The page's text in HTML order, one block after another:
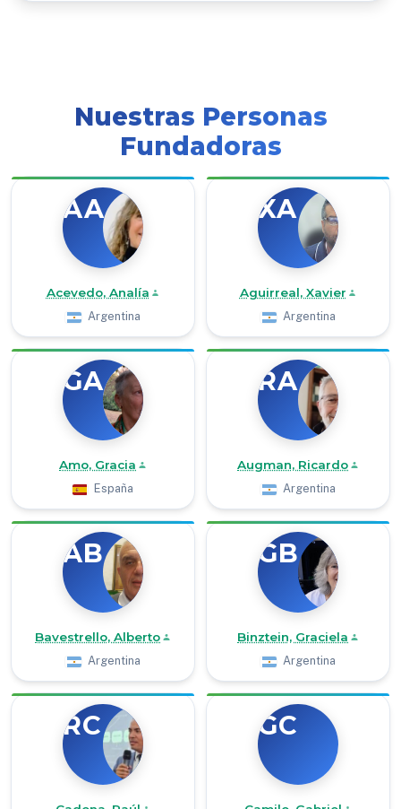
Nuestras Personas
Fundadoras
AA
Acevedo, Analía
Argentina
XA
Aguirreal, Xavier
Argentina
GA
Amo, Gracia
España
RA
Augman, Ricardo
Argentina
AB
Bavestrello, Alberto
Argentina
GB
Binztein, Graciela
Argentina
RC GC